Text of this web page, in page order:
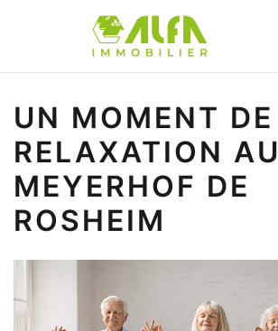
UN MOMENT DE
RELAXATION AU
MEYERHOF DE
ROSHEIM